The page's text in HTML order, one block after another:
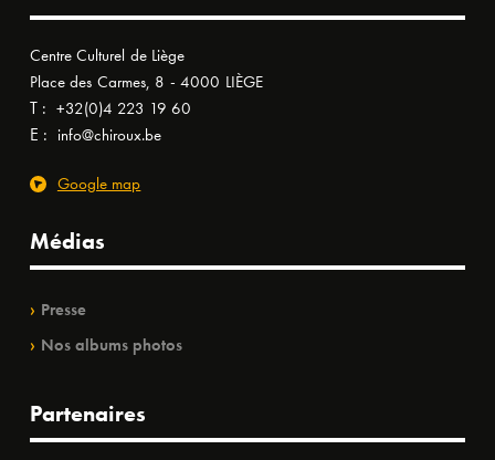
Centre Culturel de Liège
Place des Carmes, 8 - 4000 LIÈGE
T : +32(0)4 223 19 60
E : info@chiroux.be
Google map
Médias
Presse
Nos albums photos
Partenaires